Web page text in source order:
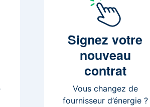
Signez votre
nouveau
contrat
Vous changez de
fournisseur d’énergie ?